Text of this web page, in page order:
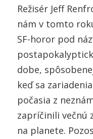
Režisér Jeff
nám v tomto
SF-horor pod
dobe,
keď sa
počasia z
zapríčinili večnú
na planete.